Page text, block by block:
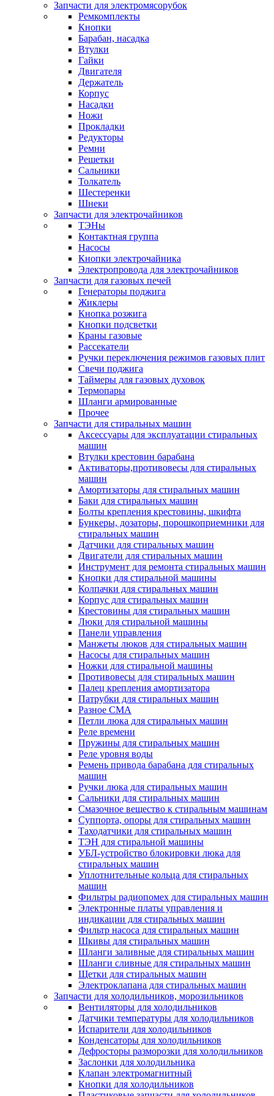
Запчасти для электромясорубок
Ремкомплекты
Кнопки
Барабан, насадка
Втулки
Гайки
Двигателя
Держатель
Корпус
Насадки
Ножи
Прокладки
Редукторы
Ремни
Решетки
Сальники
Толкатель
Шестеренки
Шнеки
Запчасти для электрочайников
ТЭНы
Контактная группа
Насосы
Кнопки электрочайника
Электропровода для электрочайников
Запчасти для газовых печей
Генераторы поджига
Жиклеры
Кнопка розжига
Кнопки подсветки
Краны газовые
Рассекатели
Ручки переключения режимов газовых плит
Свечи поджига
Таймеры для газовых духовок
Термопары
Шланги армированные
Прочее
Запчасти для стиральных машин
Аксессуары для эксплуатации стиральных
машин
Втулки крестовин барабана
Активаторы,противовесы для стиральных
машин
Амортизаторы для стиральных машин
Баки для стиральных машин
Болты крепления крестовины, шкифта
Бункеры, дозаторы, порошкоприемники для
стиральных машин
Датчики для стиральных машин
Двигатели для стиральных машин
Инструмент для ремонта стиральных машин
Кнопки для стиральной машины
Колпачки для стиральных машин
Корпус для стиральных машин
Крестовины для стиральных машин
Люки для стиральной машины
Панели управления
Манжеты люков для стиральных машин
Насосы для стиральных машин
Ножки для стиральной машины
Противовесы для стиральных машин
Палец крепления амортизатора
Патрубки для стиральных машин
Разное СМА
Петли люка для стиральных машин
Реле времени
Пружины для стиральных машин
Реле уровня воды
Ремень привода барабана для стиральных
машин
Ручки люка для стиральных машин
Сальники для стиральных машин
Смазочное вещество к стиральным машинам
Суппорта, опоры для стиральных машин
Таходатчики для стиральных машин
ТЭН для стиральной машины
УБЛ-устройство блокировки люка для
стиральных машин
Уплотнительные кольца для стиральных
машин
Фильтры радиопомех для стиральных машин
Электронные платы управления и
индикации для стиральных машин
Фильтр насоса для стиральных машин
Шкивы для стиральных машин
Шланги заливные для стиральных машин
Шланги сливные для стиральных машин
Щетки для стиральных машин
Электроклапана для стиральных машин
Запчасти для холодильников, морозильников
Вентиляторы для холодильников
Датчики температуры для холодильников
Испарители для холодильников
Конденсаторы для холодильников
Дефросторы разморозки для холодильников
Заслонки для холодильника
Клапан электромагнитный
Кнопки для холодильников